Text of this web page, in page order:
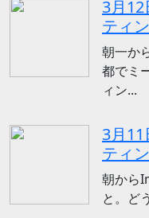
3月
ティン
朝一か
都でミ
ィン...
3月
ティン
朝から
と。ど